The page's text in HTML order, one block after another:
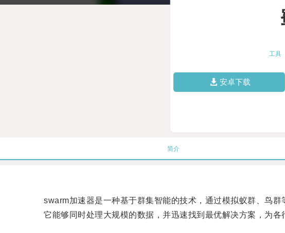
工具
安卓下载
简介
swarm加速器是一种基于群集智能的技术，通过模拟蚁群、鸟群
它能够同时处理大规模的数据，并迅速找到最优解决方案，为各